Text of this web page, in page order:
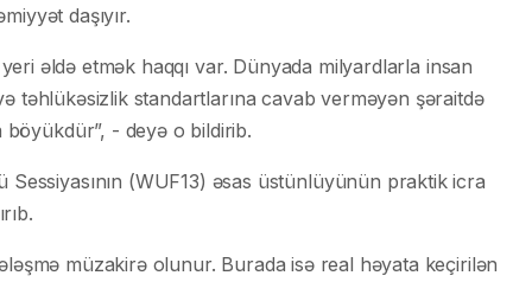
daşıyır.
əldə etmək haqqı var. Dünyada milyardlarla insan
təhlükəsizlik standartlarına cavab verməyən şəraitdə
böyükdür”, - deyə o bildirib.
(WUF13) əsas üstünlüyünün praktik icra
müzakirə olunur. Burada isə real həyata keçirilən